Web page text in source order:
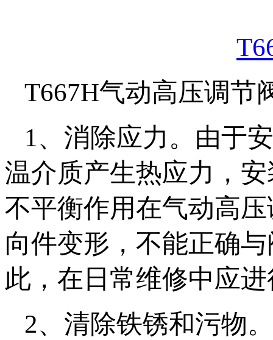
T667H气动高压调节
1、消除应力。由于
温介质产生热应力，
不平衡作用在气动高
向件变形，不能正确
此，在日常维修中应
2、清除铁锈和污物